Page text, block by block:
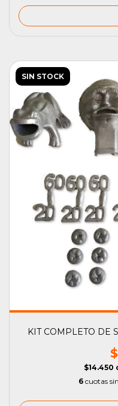
SIN STOCK
KIT COMPLETO DE
$14.450
6 cuotas